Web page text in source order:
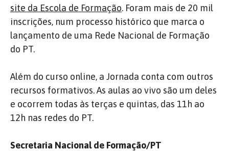
site da Escola de Formação. Foram mais de 20 mil
inscrições, num processo histórico que marca o
lançamento de uma Rede Nacional de Formação
do PT.
Além do curso online, a Jornada conta com outros
recursos formativos. As aulas ao vivo são um deles
e ocorrem todas às terças e quintas, das 11h ao
12h nas redes do PT.
Secretaria Nacional de Formação/PT